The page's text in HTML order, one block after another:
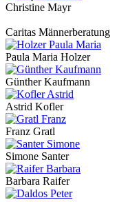
Christine Mayr
Caritas Männerberatung
Paula Maria Holzer
Günther Kaufmann
Astrid Kofler
Franz Gratl
Simone Santer
Barbara Raifer